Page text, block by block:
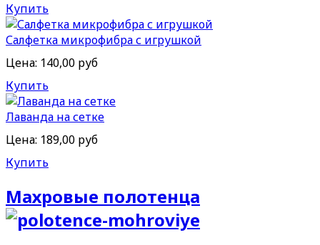
Купить
Салфетка микрофибра с игрушкой
Цена: 140,00 руб
Купить
Лаванда на сетке
Цена: 189,00 руб
Купить
Махровые полотенца